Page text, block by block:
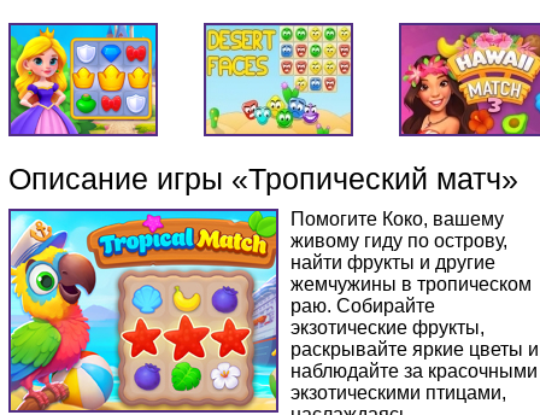
Описание игры «Тропический матч»
Помогите Коко, вашему
живому гиду по острову,
найти фрукты и другие
жемчужины в тропическом
раю. Собирайте
экзотические фрукты,
раскрывайте яркие цветы и
наблюдайте за красочными
экзотическими птицами,